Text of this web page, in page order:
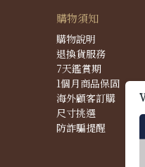
購物須知
購物說明
退換貨服務
7天鑑賞期
1個月商品保固
海外顧客訂購
尺寸挑選
防詐騙提醒